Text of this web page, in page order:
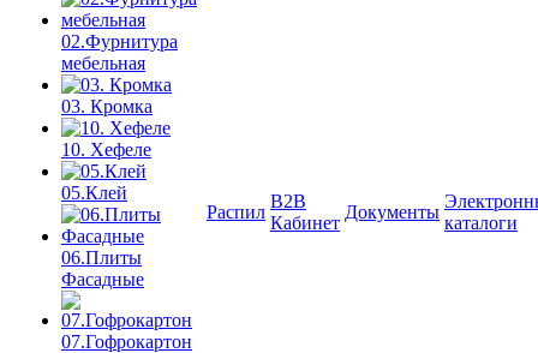
02.Фурнитура
мебельная
03. Кромка
10. Хефеле
05.Клей
06.Плиты
Фасадные
07.Гофрокартон
Распил
B2B
Кабинет
Документы
каталоги